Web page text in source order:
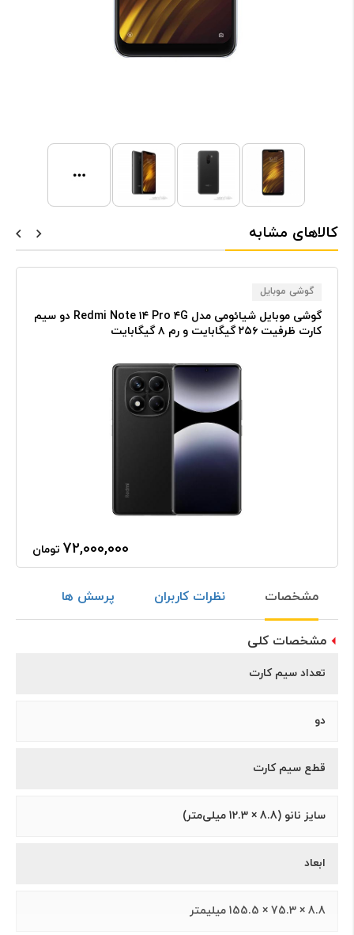
کالاهای مشابه
گوشی موبایل
گوشی موبایل شیائومی مدل Redmi Note ۱۴ Pro ۴G دو سیم
کارت ظرفیت ۲۵۶ گیگابایت و رم ۸ گیگابایت
72,000,000 تومان
مشخصات نظرات کاربران پرسش ها
مشخصات کلی
تعداد سیم کارت
دو
قطع سیم کارت
سایز نانو (8.8 × 12.3 میلی‌متر)
ابعاد
8.8 × 75.3 × 155.5 ميلیمتر